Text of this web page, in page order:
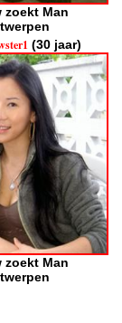
zoekt Man
(30 jaar)
zoekt Man